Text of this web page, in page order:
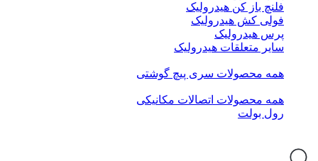
فلنچ باز کن هیدرولیک
فولی کش هیدرولیک
پرس هیدرولیک
سایر متعلقات هیدرولیک
همه محصولات سری پیچ گوشتی
همه محصولات اتصالات مکانیکی
رول بولت